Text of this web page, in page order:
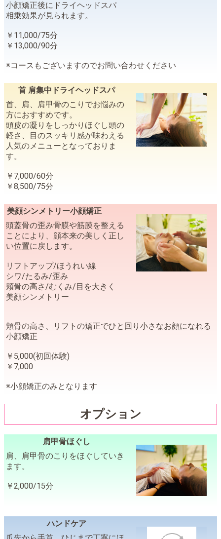
小顔矯正後にドライヘッドスパ
相乗効果が見られます。
￥11,000/75分
￥13,000/90分
※コースもございますのでお問い合わせください
首 肩集中ドライヘッドスパ
首、肩、肩甲骨のこりでお悩みの
方におすすめです。
頭皮の凝りをしっかりほぐし頭の
軽さ、目のスッキリ感が味わえる
人気のメニューとなっておりま
す。
￥7,000/60分
￥8,500/75分
美顔シンメトリー小顔矯正
頭蓋骨の歪み骨膜や筋膜を整える
ことにより、顔本来の美しく正し
い位置に戻します。
リフトアップ/ほうれい線
シワ/たるみ/歪み
頬骨の高さ/むくみ/目を大きく
美顔シンメトリー
頬骨の高さ、リフトの矯正でひと回り小さなお顔になれる
小顔矯正
￥5,000(初回体験)
￥7,000
※小顔矯正のみとなります
オプション
肩甲骨ほぐし
肩、肩甲骨のこりをほぐしていき
ます。
￥2,000/15分
ハンドケア